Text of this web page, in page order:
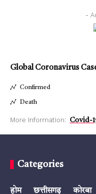
-
Global Coronavirus
Confirmed
Death
More Information: Covid-
Categories
होम छत्तीसगढ़ कोरबा